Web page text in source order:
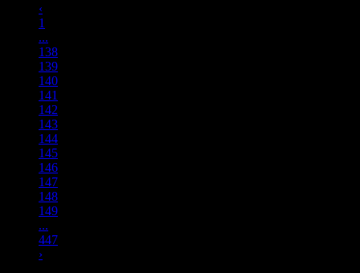
‹
1
...
138
139
140
141
142
143
144
145
146
147
148
149
...
447
›